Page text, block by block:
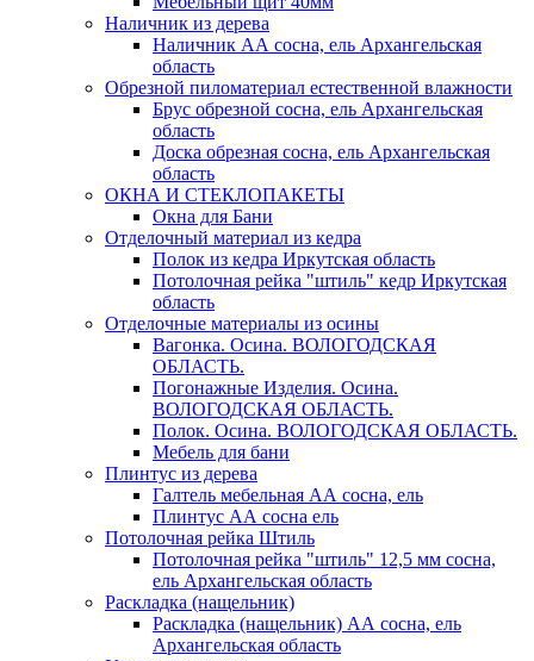
Наличник из дерева
Наличник АА сосна, ель Архангельская
область
Обрезной пиломатериал естественной влажности
Брус обрезной сосна, ель Архангельская
область
Доска обрезная сосна, ель Архангельская
область
ОКНА И СТЕКЛОПАКЕТЫ
Окна для Бани
Отделочный материал из кедра
Полок из кедра Иркутская область
Потолочная рейка "штиль" кедр Иркутская
область
Отделочные материалы из осины
Вагонка. Осина. ВОЛОГОДСКАЯ
ОБЛАСТЬ.
Погонажные Изделия. Осина.
ВОЛОГОДСКАЯ ОБЛАСТЬ.
Полок. Осина. ВОЛОГОДСКАЯ ОБЛАСТЬ.
Мебель для бани
Плинтус из дерева
Галтель мебельная АА сосна, ель
Плинтус АА сосна ель
Потолочная рейка Штиль
Потолочная рейка "штиль" 12,5 мм сосна,
ель Архангельская область
Раскладка (нащельник)
Раскладка (нащельник) АА сосна, ель
Архангельская область